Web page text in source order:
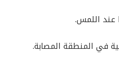
عند اللمس.
في المنطقة المصابة.